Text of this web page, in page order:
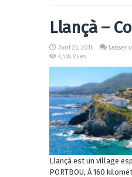
Llançà –
Avril 25, 2016
Laisser
4,558 Vues
Llançà est un village
PORTBOU, À 160